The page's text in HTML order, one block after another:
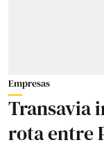
Empresas
Transavia
rota entre